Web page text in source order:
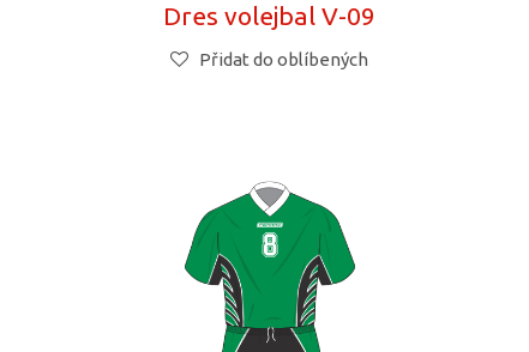
Dres volejbal V-09
Přidat do oblíbených